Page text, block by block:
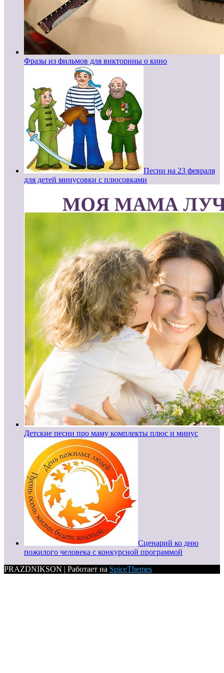
Фразы из фильмов для викторины о кино
Песни на 23 февраля
для детей минусовки с плюсовками
Детские песни про маму комплекты плюс и минус
Сценарий ко дню
пожилого человека с конкурсной программой
PRAZDNIKSON | Работает на SpiceThemes